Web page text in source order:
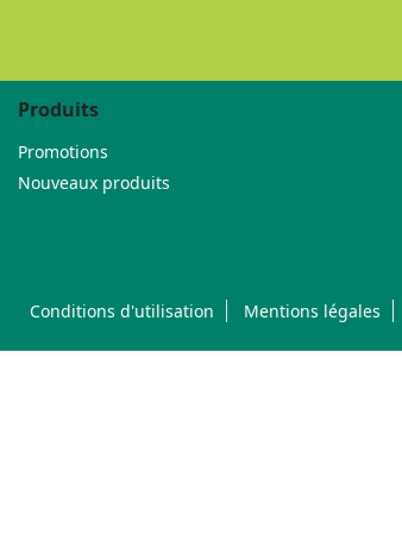
Produits
Promotions
Nouveaux produits
Conditions d'utilisation
Mentions légales